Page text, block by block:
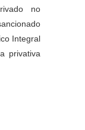
no
Integral
privativa